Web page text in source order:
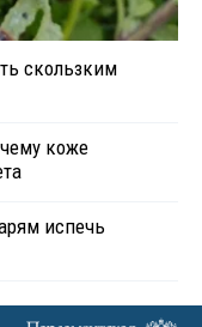
скользким
коже
испечь